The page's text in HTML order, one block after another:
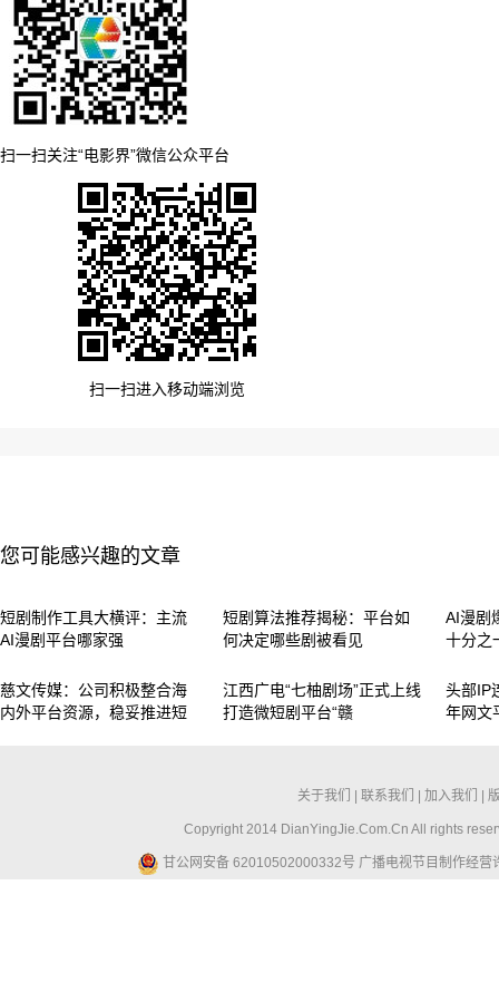
扫一扫关注“电影界”微信公众平台
扫一扫进入移动端浏览
您可能感兴趣的文章
短剧制作工具大横评：主流
AI漫剧平台哪家强
短剧算法推荐揭秘：平台如
何决定哪些剧被看见
AI漫剧
十分之
慈文传媒：公司积极整合海
内外平台资源，稳妥推进短
江西广电“七柚剧场”正式上线
打造微短剧平台“赣
头部IP
年网文
关于我们 联系我们 加入我们
Copyright 2014 DianYingJie.Com.Cn All rights
甘公网安备 62010502000332号 广播电视节目制作经